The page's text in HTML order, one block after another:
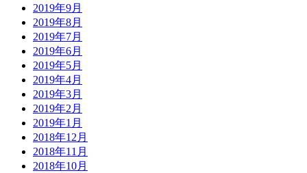
2019年9月
2019年8月
2019年7月
2019年6月
2019年5月
2019年4月
2019年3月
2019年2月
2019年1月
2018年12月
2018年11月
2018年10月